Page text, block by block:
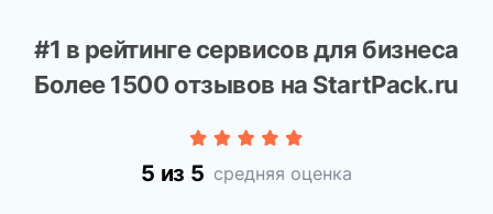
#1 в рейтинге сервисов для бизнеса
Более 1500 отзывов на StartPack.ru
5 из 5 средняя оценка